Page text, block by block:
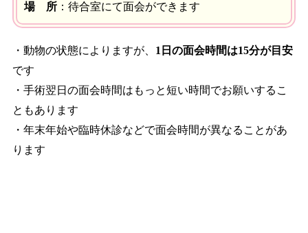
場 所：待合室にて面会ができます
・動物の状態によりますが、 1日の面会時間は15分が目安
です
・手術翌日の面会時間はもっと短い時間でお願いするこ
ともあります
・年末年始や臨時休診などで面会時間が異なることがあ
ります